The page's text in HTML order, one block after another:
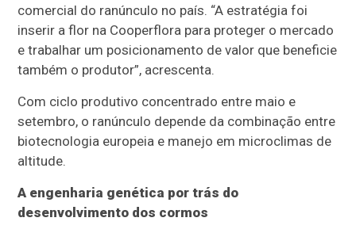
comercial do ranúnculo no país. “A estratégia foi
inserir a flor na Cooperflora para proteger o mercado
e trabalhar um posicionamento de valor que beneficie
também o produtor”, acrescenta.
Com ciclo produtivo concentrado entre maio e
setembro, o ranúnculo depende da combinação entre
biotecnologia europeia e manejo em microclimas de
altitude.
A engenharia genética por trás do
desenvolvimento dos cormos